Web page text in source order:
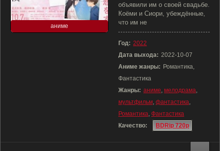
аниме
объявили им о своей свадьбе.
Коёми и Сиори, убеждённые,
что им не
Год: 2022
Дата выхода: 2022-10-07
Аниме жанры: Романтика,
Фантастика
Жанры: аниме, мелодрама,
мультфильм, фантастика,
Романтика, Фантастика
Качество:
BDRip 720p